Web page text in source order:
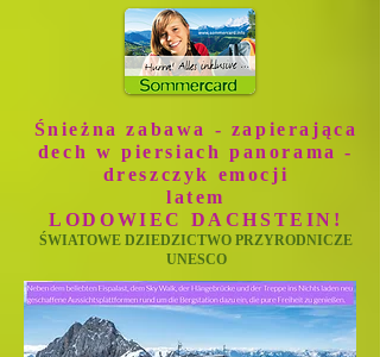
Śnieżna zabawa - zapierająca
dech w piersiach panorama -
dreszczyk emocji
latem
LODOWIEC DACHSTEIN!
ŚWIATOWE DZIEDZICTWO PRZYRODNICZE
UNESCO